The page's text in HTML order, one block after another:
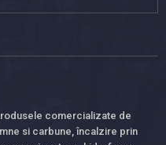
comercializate de
si carbune, încalzire prin